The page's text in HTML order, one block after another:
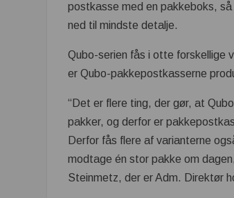
postkasse med en pakkeboks,
ned til mindste detalje.
Qubo-serien fås i otte forskellige
er Qubo-pakkepostkasserne
“Det er flere ting, der gør, at
pakker, og derfor er
Derfor fås flere af varianterne
modtage én stor pakke om
Steinmetz, der er Adm. Direktør